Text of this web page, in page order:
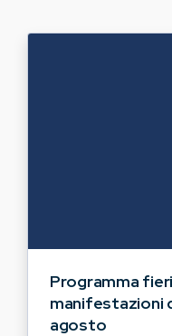
Programma
manifestazioni
agosto